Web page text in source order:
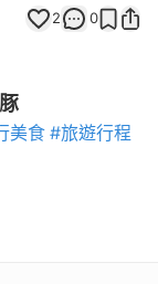
2 0
美食#旅遊行程